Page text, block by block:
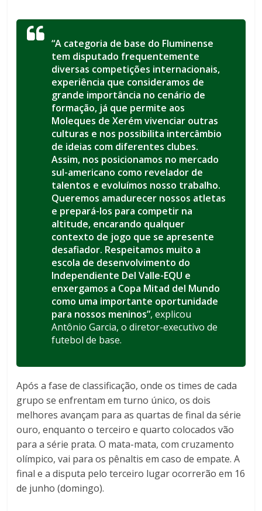
“A categoria de base do Fluminense
tem disputado frequentemente
diversas competições internacionais,
experiência que consideramos de
grande importância no cenário de
formação, já que permite aos
Moleques de Xerém vivenciar outras
culturas e nos possibilita intercâmbio
de ideias com diferentes clubes.
Assim, nos posicionamos no mercado
sul-americano como revelador de
talentos e evoluímos nosso trabalho.
Queremos amadurecer nossos atletas
e prepará-los para competir na
altitude, encarando qualquer
contexto de jogo que se apresente
desafiador. Respeitamos muito a
escola de desenvolvimento do
Independiente Del Valle-EQU e
enxergamos a Copa Mitad del Mundo
como uma importante oportunidade
para nossos meninos”, explicou
Antônio Garcia, o diretor-executivo de
futebol de base.
Após a fase de classificação, onde os times de cada
grupo se enfrentam em turno único, os dois
melhores avançam para as quartas de final da série
ouro, enquanto o terceiro e quarto colocados vão
para a série prata. O mata-mata, com cruzamento
olímpico, vai para os pênaltis em caso de empate. A
final e a disputa pelo terceiro lugar ocorrerão em 16
de junho (domingo).